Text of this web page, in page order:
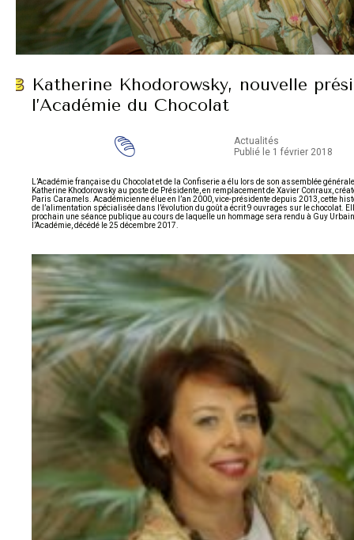
Katherine Khodorowsky, nouvelle
l’Académie du Chocolat
Actualités
Publié le 1 février 2018
L’Académie française du Chocolat et de la Confiserie a élu lors de son assemblée
Katherine Khodorowsky au poste de Présidente, en remplacement de Xavier Conraux,
Paris Caramels. Académicienne élue en l’an 2000, vice-présidente depuis 2013, cette
de l’alimentation spécialisée dans l’évolution du goût a écrit 9 ouvrages sur le chocolat.
prochain une séance publique au cours de laquelle un hommage sera rendu à Guy
l’Académie, décédé le 25 décembre 2017.